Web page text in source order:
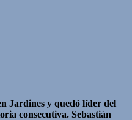
Jardines y quedó líder del
consecutiva. Sebastián